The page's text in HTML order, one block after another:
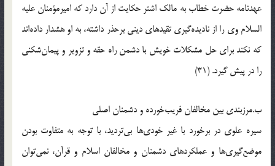
عهدنامه حضرت خطاب به مالك اشتر حكایت از آن دارد كه امیرمؤمنان علیه
السلام وی را از نادیده‌گیری تقیدهای دینی برحذر داشته، به او هشدار داده‌اند
كه نكند برای حل مشكلات خویش با دشمن راه حقه و تزویر و پیمان‌شكنی
را در پیش گیرد. (31)
ب.مرزبندی بین مخالفان فریب‌خورده و دشمنان اصلی
سیره علوی در برخورد با غیر خودی‌ها بی‌تردید، با توجه به متفاوت بودن
موضع‌گیری‌ها و عملكردهای دشمنان و مخالفان اسلام و قرآن، نمی‌توان